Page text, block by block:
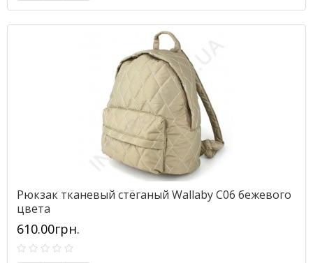
Рюкзак тканевый стёганый Wallaby C06 бежевого
цвета
610.00грн.